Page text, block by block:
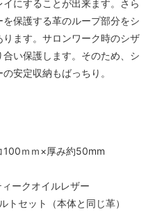
にすることが出来ます。さら
保護する革のループ部分をシ
ます。サロンワーク時のシザ
い保護します。そのため、シ
安定収納もばっちり。
100ｍｍ×厚み約50mm
ークオイルレザー
トセット（本体と同じ革）